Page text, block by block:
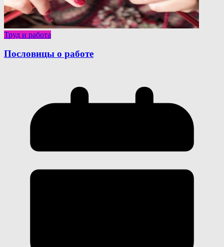
Труд и работа
Пословицы о работе